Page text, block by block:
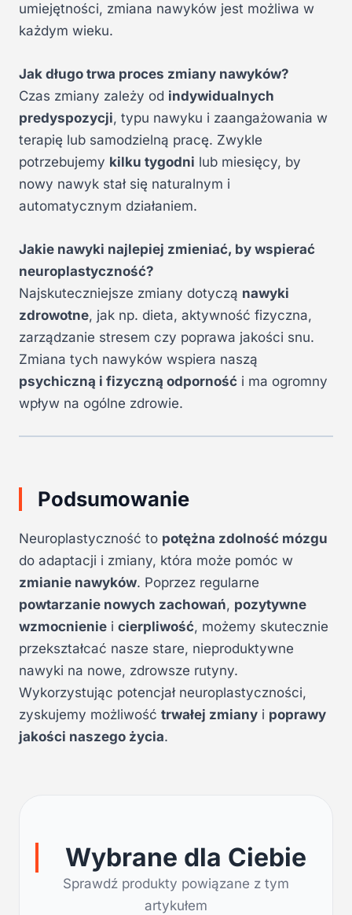
umiejętności, zmiana nawyków jest możliwa w
każdym wieku.
Jak długo trwa proces zmiany nawyków?
Czas zmiany zależy od indywidualnych
predyspozycji, typu nawyku i zaangażowania w
terapię lub samodzielną pracę. Zwykle
potrzebujemy kilku tygodni lub miesięcy, by
nowy nawyk stał się naturalnym i
automatycznym działaniem.
Jakie nawyki najlepiej zmieniać, by wspierać
neuroplastyczność?
Najskuteczniejsze zmiany dotyczą nawyki
zdrowotne, jak np. dieta, aktywność fizyczna,
zarządzanie stresem czy poprawa jakości snu.
Zmiana tych nawyków wspiera naszą
psychiczną i fizyczną odporność i ma ogromny
wpływ na ogólne zdrowie.
Podsumowanie
Neuroplastyczność to potężna zdolność mózgu
do adaptacji i zmiany, która może pomóc w
zmianie nawyków. Poprzez regularne
powtarzanie nowych zachowań, pozytywne
wzmocnienie i cierpliwość, możemy skutecznie
przekształcać nasze stare, nieproduktywne
nawyki na nowe, zdrowsze rutyny.
Wykorzystując potencjał neuroplastyczności,
zyskujemy możliwość trwałej zmiany i poprawy
jakości naszego życia.
Wybrane dla Ciebie
Sprawdź produkty powiązane z tym
artykułem